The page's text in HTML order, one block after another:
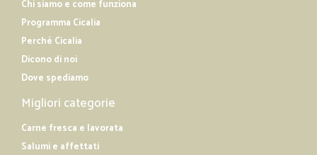
Chi siamo e come funziona
Programma Cicalia
Perché Cicalia
Dicono di noi
Dove spediamo
Migliori categorie
Carne fresca e lavorata
Salumi e affettati